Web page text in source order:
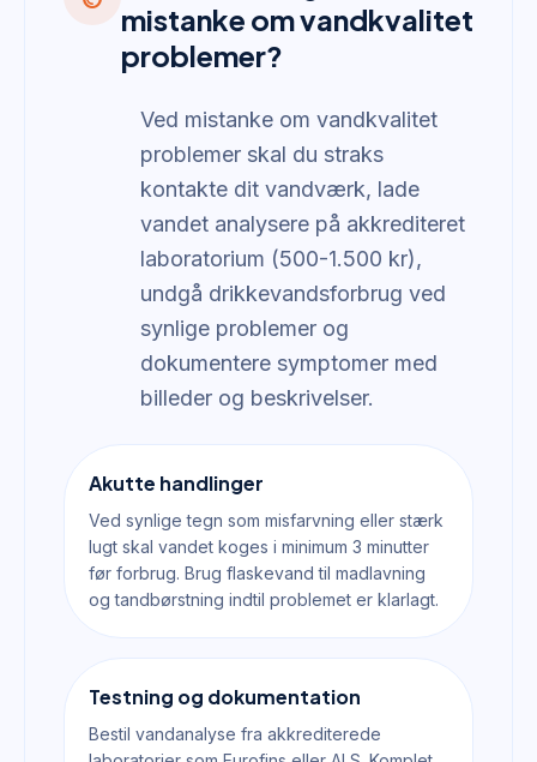
mistanke om vandkvalitet
problemer?
Ved mistanke om vandkvalitet
problemer skal du straks
kontakte dit vandværk, lade
vandet analysere på akkrediteret
laboratorium (500-1.500 kr),
undgå drikkevandsforbrug ved
synlige problemer og
dokumentere symptomer med
billeder og beskrivelser.
Akutte handlinger
Ved synlige tegn som misfarvning eller stærk
lugt skal vandet koges i minimum 3 minutter
før forbrug. Brug flaskevand til madlavning
og tandbørstning indtil problemet er klarlagt.
Testning og dokumentation
Bestil vandanalyse fra akkrediterede